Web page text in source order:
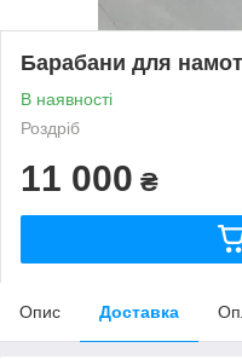
Барабани для
В наявності
Роздріб
11 000 ₴
Опис Доставка